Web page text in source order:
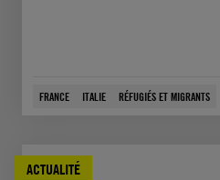
FRANCE ITALIE RÉFUGIÉS ET MIGRANTS
ACTUALITÉ